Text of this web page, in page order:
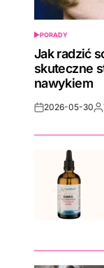
POSTED
IN
PORADY
Jak radzić
skuteczne
nawykiem
Post2026-05-30By: